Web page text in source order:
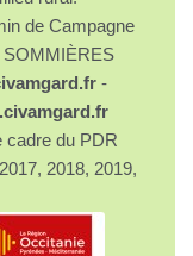
de Campagne
SOMMIÈRES
-
cadre du PDR
2018, 2019,